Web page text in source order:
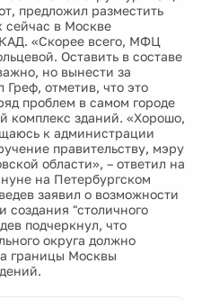
предложил разместить
в Москве
«Скорее всего, МФЦ
Оставить в составе
но вынести за
Греф, отметив, что это
проблем в самом городе
комплекс зданий. «Хорошо,
к администрации
правительству, мэру
области», – ответил на
на Петербургском
заявил о возможности
"столичного
подчеркнул, что
округа должно
границы Москвы